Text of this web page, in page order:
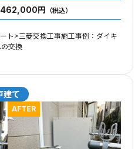
462,000円 （税込）
ト>三菱交換工事施工事例：ダイキ
の交換
建て
AFTER